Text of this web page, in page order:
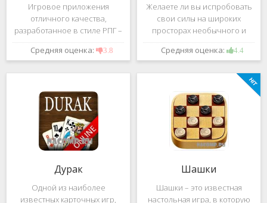
Игровое приложения
отличного качества,
разработанное в стиле РПГ –
это, конечно же, Dark
Avenger. В ней вы сможете
большое количество
проблем на свою
Средняя оценка: 3.8
Желаете ли вы испробовать
свои силы на широких
просторах необычного и
удивительного мира,
который наполнен
Если да, тогда вам к нам. Игра,
которую мы вам предложим
ниже и о
Средняя оценка: 4.4
Дурак
Одной из наиболее
известных карточных игр,
Шашки
Шашки – это известная
настольная игра, в которую